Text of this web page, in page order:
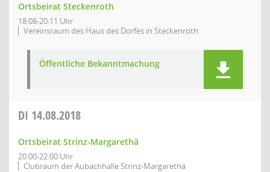
Ortsbeirat Steckenroth
18:08-20:11 Uhr
Vereinsraum des Haus des Dorfes in Steckenroth
Öffentliche Bekanntmachung
DI 14.08.2018
Ortsbeirat Strinz-Margarethä
20:00-22:00 Uhr
Clubraum der Aubachhalle Strinz-Margarethä